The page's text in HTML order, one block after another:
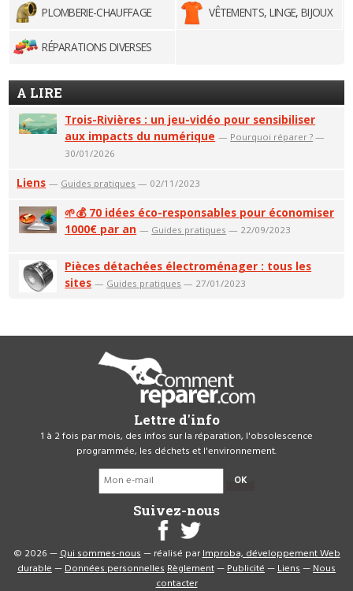
PLOMBERIE-CHAUFFAGE VÊTEMENTS, LINGE, BIJOUX
RÉPARATIONS DIVERSES
A LIRE
Trois-Rivières : un jeu-vidéo pour sensibiliser
aux impacts du numérique — Pourquoi réparer ? —
30/01/2026
Liens — Guides pratiques — 02/11/2023
🌱💰 70 idées éco-responsables pour économiser
1000€ par an — Guides pratiques — 22/09/2023
Pièces détachées électroménager : tous les
sites — Guides pratiques — 27/01/2023
Lettre d'info
1 à 2 fois par mois, des infos sur la réparation, l'obsolescence
programmée, les déchets et l'environnement.
OK
Suivez-nous
© 2026 —Qui sommes-nous— réalisé parImproba, développement Web
durable—Données personnellesRèglement—Publicité—Liens—Nous
contacter